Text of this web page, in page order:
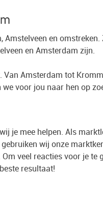
en omstreken.
en Amsterdam zijn.
Amsterdam tot
voor jou naar hen op
je mee helpen. Als
wij onze
veel reacties voor je te
resultaat!